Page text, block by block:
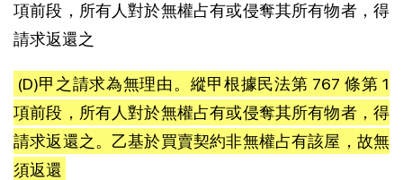
項前段，所有人對於無權占有或侵奪其所有物者，得
請求返還之
(D)甲之請求為無理由。縱甲根據民法第 767 條第 1
項前段，所有人對於無權占有或侵奪其所有物者，得
請求返還之。乙基於買賣契約非無權占有該屋，故無
須返還